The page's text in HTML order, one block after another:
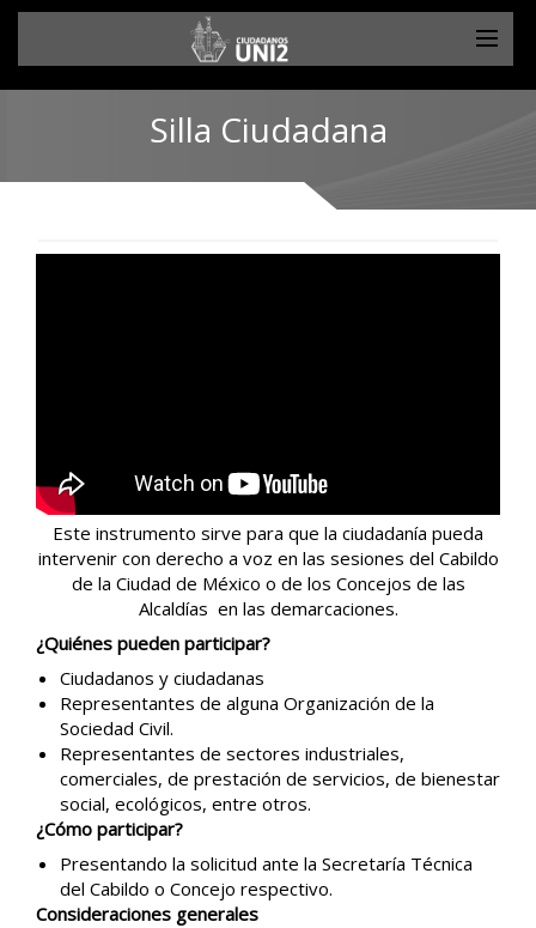
Silla Ciudadana
Este instrumento sirve para que la ciudadanía pueda
intervenir con derecho a voz en las sesiones del Cabildo
de la Ciudad de México o de los Concejos de las
Alcaldías en las demarcaciones.
¿Quiénes pueden participar?
Ciudadanos y ciudadanas
Representantes de alguna Organización de la
Sociedad Civil.
Representantes de sectores industriales,
comerciales, de prestación de servicios, de bienestar
social, ecológicos, entre otros.
¿Cómo participar?
Presentando la solicitud ante la Secretaría Técnica
del Cabildo o Concejo respectivo.
Consideraciones generales